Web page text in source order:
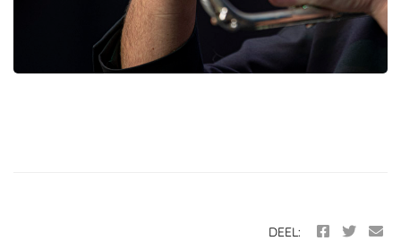
Het trio In Bocca al Lupo
introduceert hun laatste album.
DEEL: